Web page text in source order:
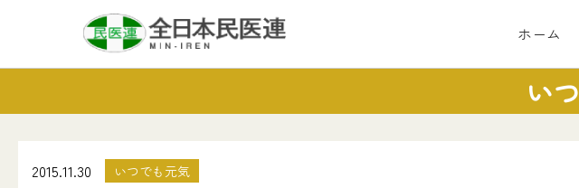
ホーム
い
2015.11.30 いつでも元気